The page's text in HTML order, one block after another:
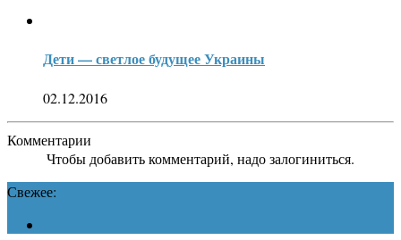
Дети — светлое будущее Украины
02.12.2016
Комментарии
Чтобы добавить комментарий, надо залогиниться.
Свежее: